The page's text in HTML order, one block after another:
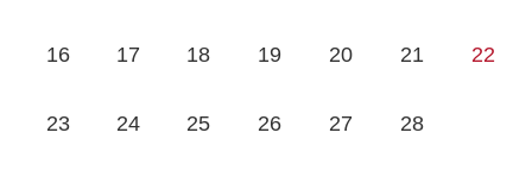
16 17 18 19 20 21 22
23 24 25 26 27 28